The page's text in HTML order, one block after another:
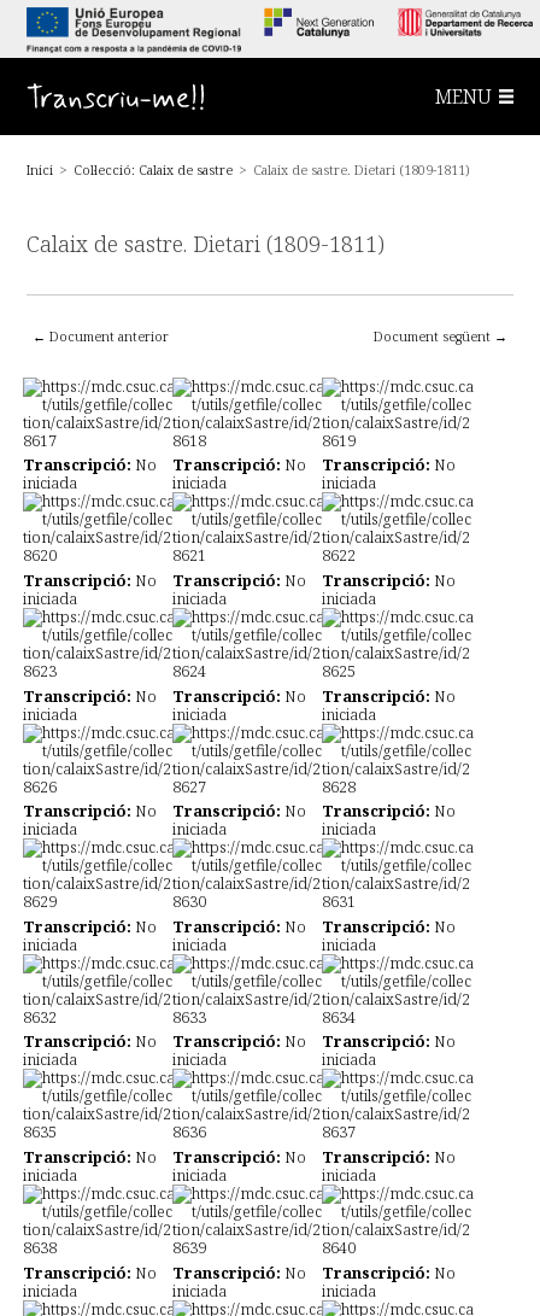
t
c
Transcriu-me!! MENU
Calaix de sastre. Dietari (1809-1811)
Inici > Col·lecció: Calaix de sastre > Calaix de sastre. Dietari (1809-1811)
Transcripció: No
iniciada
Transcripció: No
iniciada
Transcripció: No
iniciada
Transcripció: No
iniciada
Transcripció: No
iniciada
Transcripció: No
iniciada
Transcripció: No
iniciada
Transcripció: No
iniciada
Transcripció: No
iniciada
Transcripció: No
iniciada
Transcripció: No
iniciada
Transcripció: No
iniciada
Transcripció: No
iniciada
Transcripció: No
iniciada
Transcripció: No
iniciada
Transcripció: No
iniciada
Transcripció: No
iniciada
Transcripció: No
iniciada
Transcripció: No
iniciada
Transcripció: No
iniciada
Transcripció: No
iniciada
Transcripció: No
iniciada
Transcripció: No
iniciada
Transcripció: No
iniciada
← Document anterior Document següent →